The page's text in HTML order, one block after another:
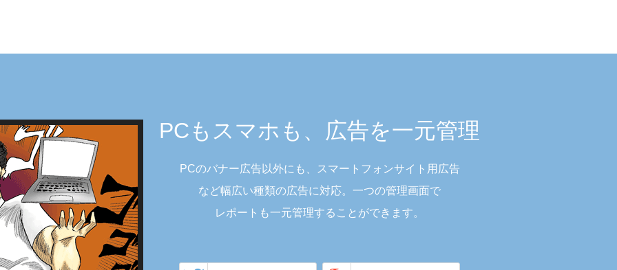
PCもスマホも、広告を一元管理
PCのバナー広告以外にも、スマートフォンサイト用広告
など幅広い種類の広告に対応。一つの管理画面で
レポートも一元管理することができます。